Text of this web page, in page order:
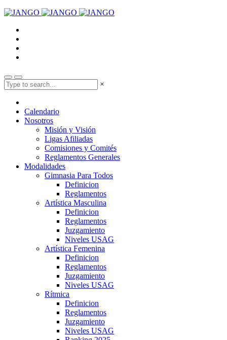
×
Calendario
Nosotros
Misión y Visión
Ligas Afiliadas
Comisiones y Comités
Reglamentos Generales
Modalidades
Gimnasia Para Todos
Definicion
Reglamentos
Artística Masculina
Definicion
Reglamentos
Juzgamiento
Niveles USAG
Artística Femenina
Definicion
Reglamentos
Juzgamiento
Niveles USAG
Rítmica
Definicion
Reglamentos
Juzgamiento
Niveles USAG